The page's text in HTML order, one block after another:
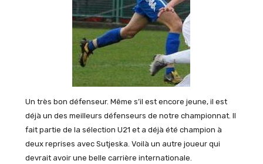
Un très bon défenseur. Même s’il est encore jeune, il est
déjà un des meilleurs défenseurs de notre championnat. Il
fait partie de la sélection U21 et a déjà été champion à
deux reprises avec Sutjeska. Voilà un autre joueur qui
devrait avoir une belle carrière internationale.